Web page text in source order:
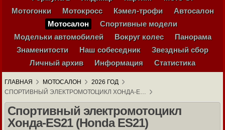
Мотогонки
Мотокросс Кэмел-трофи
Автосалон
Мотосалон
Спортивные модели
Модельки автомобилей
Вокруг колес
Панорама
Знаменитости
Наш собеседник
Звездный сбор
Личный архив
Информация Статистика
ГЛАВНАЯ МОТОСАЛОН
2026 ГОД
СПОРТИВНЫЙ ЭЛЕКТРОМОТОЦИКЛ ХОНДА-E…
Спортивный электромотоцикл
Хонда-ES21 (Honda ES21)